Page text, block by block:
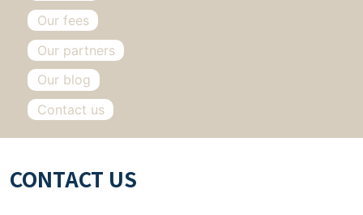
Our fees
Our partners
Our blog
Contact us
CONTACT US